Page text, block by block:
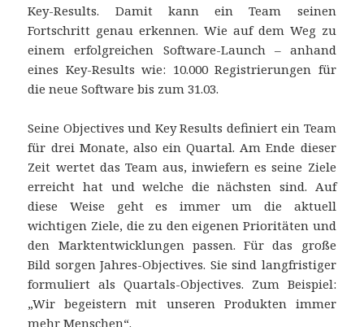
Key-Results. Damit kann ein Team seinen
Fortschritt genau erkennen. Wie auf dem Weg zu
einem erfolgreichen Software-Launch – anhand
eines Key-Results wie: 10.000 Registrierungen für
die neue Software bis zum 31.03.
Seine Objectives und Key Results definiert ein Team
für drei Monate, also ein Quartal. Am Ende dieser
Zeit wertet das Team aus, inwiefern es seine Ziele
erreicht hat und welche die nächsten sind. Auf
diese Weise geht es immer um die aktuell
wichtigen Ziele, die zu den eigenen Prioritäten und
den Marktentwicklungen passen. Für das große
Bild sorgen Jahres-Objectives. Sie sind langfristiger
formuliert als Quartals-Objectives. Zum Beispiel:
„Wir begeistern mit unseren Produkten immer
mehr Menschen“.